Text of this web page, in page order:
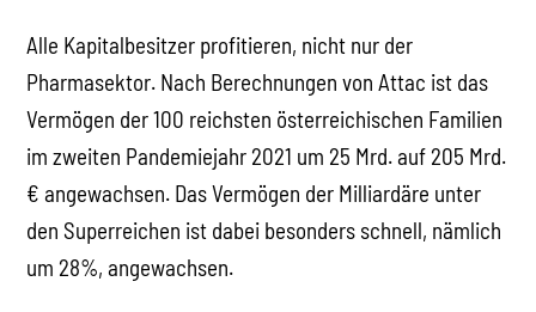
Alle Kapitalbesitzer profitieren, nicht nur der
Pharmasektor. Nach Berechnungen von Attac ist das
Vermögen der 100 reichsten österreichischen Familien
im zweiten Pandemiejahr 2021 um 25 Mrd. auf 205 Mrd.
€ angewachsen. Das Vermögen der Milliardäre unter
den Superreichen ist dabei besonders schnell, nämlich
um 28%, angewachsen.